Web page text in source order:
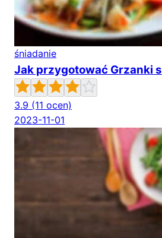
śniadanie
Jak przygotować Grzanki
3.9 (11 ocen)
2023-11-01